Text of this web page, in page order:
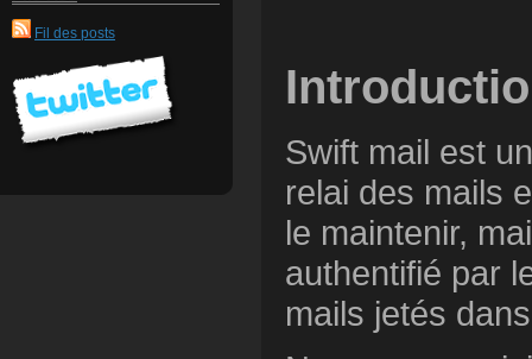
Fil des posts
Swift mail est
relai des mails
le maintenir,
authentifié par
mails jetés